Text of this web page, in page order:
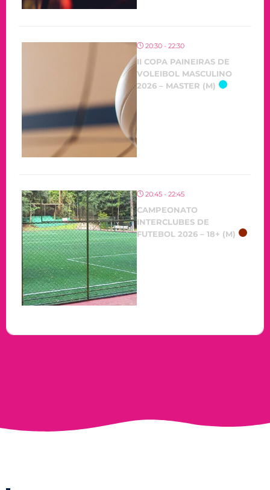
20:30 - 22:30
II COPA PAINEIRAS DE
VOLEIBOL MASCULINO
2026 – MASTER (M)
20:45 - 22:45
CAMPEONATO
INTERCLUBES DE
FUTEBOL 2026 – 18+ (M)